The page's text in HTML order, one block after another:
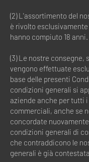
(2) L'assortimento del
è rivolto
hanno compiuto 18 anni.
(3) Le nostre consegne,
vengono effettuate
base delle presenti
condizioni generali si
aziende anche per tutti
commerciali, anche se
concordate
condizioni generali di
che contraddicono le
generali è già